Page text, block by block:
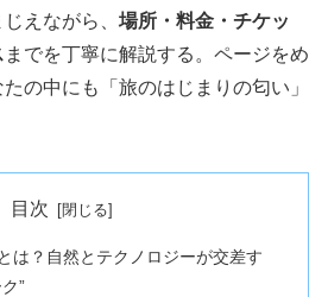
えながら、 場所・料金・チケッ
までを丁寧に解説する。ページをめ
の中にも「旅のはじまりの匂い」
目次
は？自然とテクノロジーが交差す
”